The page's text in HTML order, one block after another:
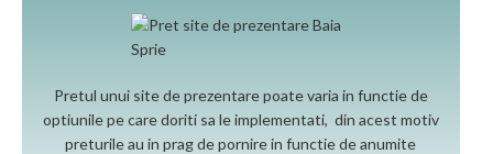
Pretul unui site de prezentare poate varia in functie de
optiunile pe care doriti sa le implementati, din acest motiv
preturile au in prag de pornire in functie de anumite